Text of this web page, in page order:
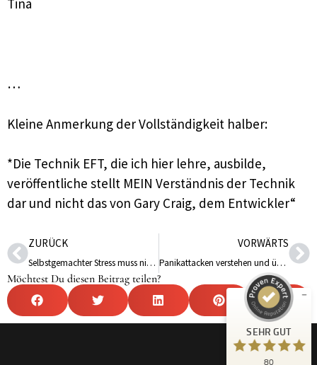
Tina
…
Kleine Anmerkung der Vollständigkeit halber:
*Die Technik EFT, die ich hier lehre, ausbilde,
veröffentliche stellt MEIN Verständnis der Technik
dar und nicht das von Gary Craig, dem Entwickler“
ZURÜCK
Selbstgemachter Stress muss nicht sein.
VORWÄRTS
Panikattacken verstehen und überwinden
Möchtest Du diesen Beitrag teilen?
SEHR GUT
80
Kundenbewertungen und Erfahrungen zu
Tina Husemann
100
%
Empfehlungen auf
ProvenExpert.com
5,00
43
Bewertungen auf
ProvenExpert.com
Bewertungen von
3